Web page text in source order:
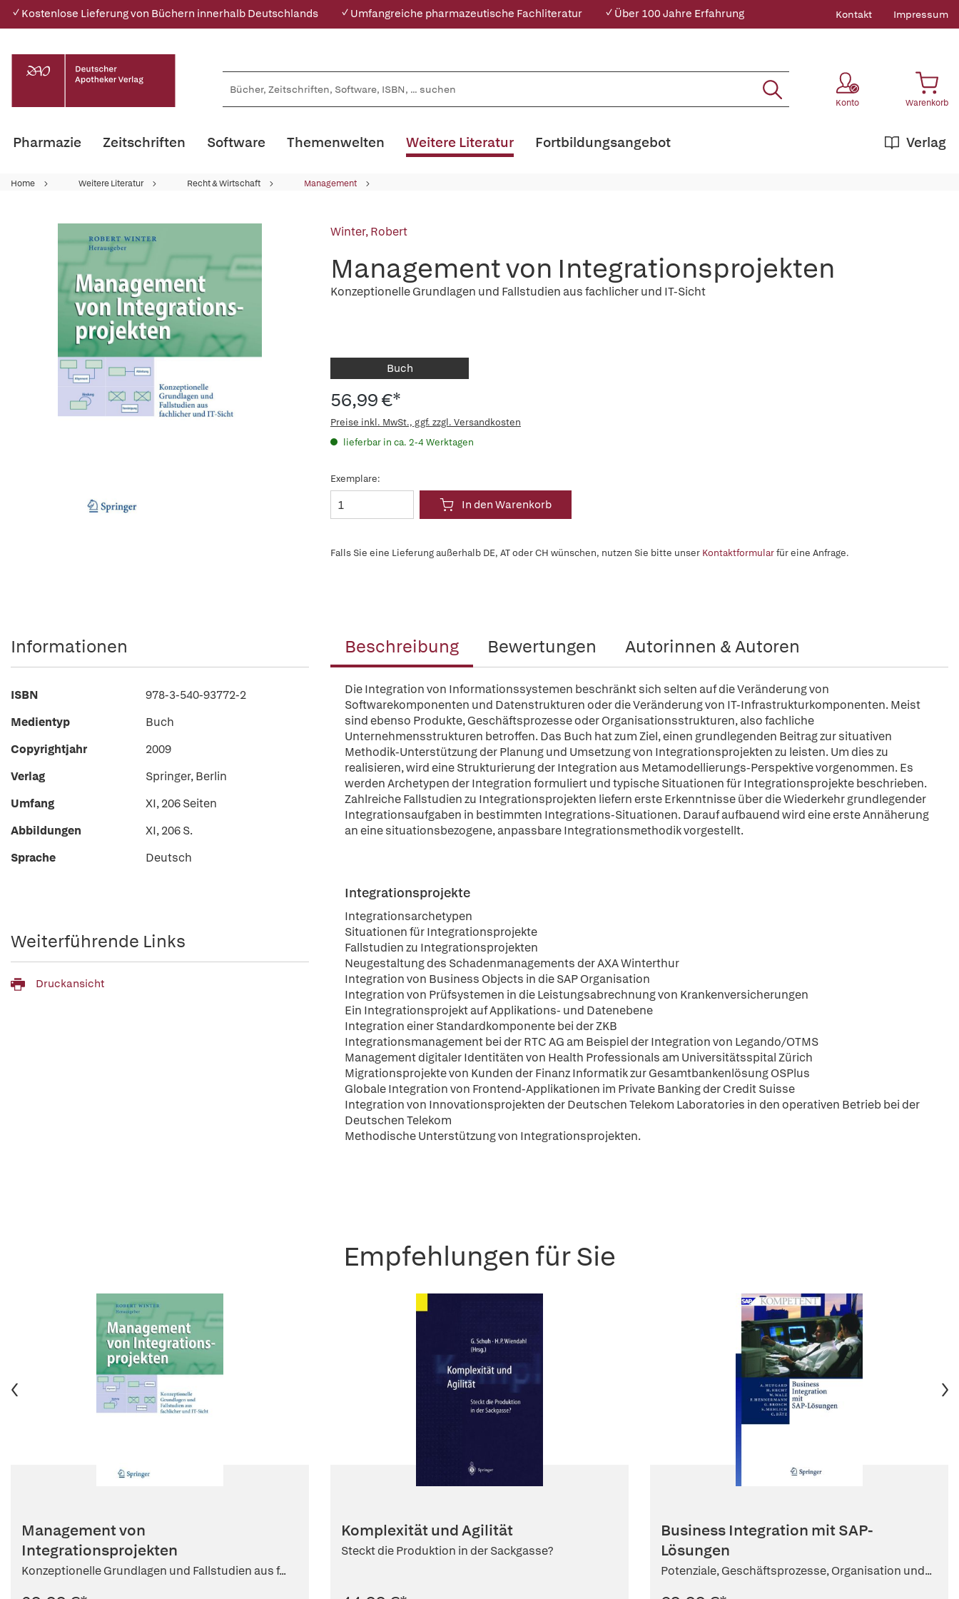
✓ Kostenlose Lieferung von Büchern innerhalb Deutschlands ✓ Umfangreiche pharmazeutische Fachliteratur ✓ Über 100 Jahre Erfahrung Kontakt Impressum
Konto Warenkorb
Pharmazie Zeitschriften Software Themenwelten Weitere Literatur Verlag
Fortbildungsangebot
Home Weitere Literatur Recht & Wirtschaft Management
Winter, Robert
Management von Integrationsprojekten
Konzeptionelle Grundlagen und Fallstudien aus fachlicher und IT-Sicht
Buch
56,99 €*
Preise inkl. MwSt., ggf. zzgl. Versandkosten
lieferbar in ca. 2-4 Werktagen
Exemplare:
In den Warenkorb
Falls Sie eine Lieferung außerhalb DE, AT oder CH wünschen, nutzen Sie bitte unser Kontaktformularfür eine Anfrage.
Beschreibung Bewertungen Autorinnen & Autoren
Die Integration von Informationssystemen beschränkt sich selten auf die Veränderung von
Softwarekomponenten und Datenstrukturen oder die Veränderung von IT-Infrastrukturkomponenten. Meist
sind ebenso Produkte, Geschäftsprozesse oder Organisationsstrukturen, also fachliche
Unternehmensstrukturen betroffen. Das Buch hat zum Ziel, einen grundlegenden Beitrag zur situativen
Methodik-Unterstützung der Planung und Umsetzung von Integrationsprojekten zu leisten. Um dies zu
realisieren, wird eine Strukturierung der Integration aus Metamodellierungs-Perspektive vorgenommen. Es
werden Archetypen der Integration formuliert und typische Situationen für Integrationsprojekte beschrieben.
Zahlreiche Fallstudien zu Integrationsprojekten liefern erste Erkenntnisse über die Wiederkehr grundlegender
Integrationsaufgaben in bestimmten Integrations-Situationen. Darauf aufbauend wird eine erste Annäherung
an eine situationsbezogene, anpassbare Integrationsmethodik vorgestellt.
Integrationsprojekte
Integrationsarchetypen
Situationen für Integrationsprojekte
Fallstudien zu Integrationsprojekten
Neugestaltung des Schadenmanagements der AXA Winterthur
Integration von Business Objects in die SAP Organisation
Integration von Prüfsystemen in die Leistungsabrechnung von Krankenversicherungen
Ein Integrationsprojekt auf Applikations- und Datenebene
Integration einer Standardkomponente bei der ZKB
Integrationsmanagement bei der RTC AG am Beispiel der Integration von Legando/OTMS
Management digitaler Identitäten von Health Professionals am Universitätsspital Zürich
Migrationsprojekte von Kunden der Finanz Informatik zur Gesamtbankenlösung OSPlus
Globale Integration von Frontend-Applikationen im Private Banking der Credit Suisse
Integration von Innovationsprojekten der Deutschen Telekom Laboratories in den operativen Betrieb bei der
Deutschen Telekom
Methodische Unterstützung von Integrationsprojekten.
Informationen
ISBN
978-3-540-93772-2
Medientyp
Buch
Copyrightjahr
2009
Verlag
Springer, Berlin
Umfang
XI, 206 Seiten
Abbildungen
XI, 206 S.
Sprache
Deutsch
Weiterführende Links
Druckansicht
Empfehlungen für Sie
Management von
Integrationsprojekten
Konzeptionelle Grundlagen und Fallstudien aus f...
Komplexität und Agilität
Steckt die Produktion in der Sackgasse?
Business Integration mit SAP-
Lösungen
Potenziale, Geschäftsprozesse, Organisation und...